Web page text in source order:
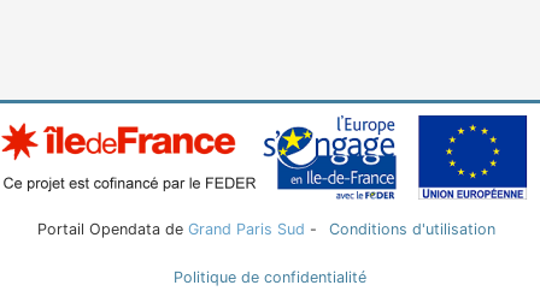
Portail Opendata de Grand Paris Sud - Conditions d'utilisation
Politique de confidentialité